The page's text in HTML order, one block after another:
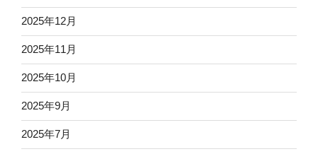
2025年12月
2025年11月
2025年10月
2025年9月
2025年7月